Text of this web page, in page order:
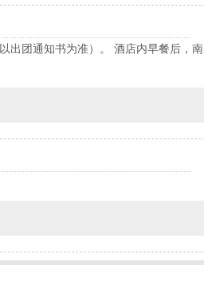
出团通知书为准）。 酒店内早餐后，南